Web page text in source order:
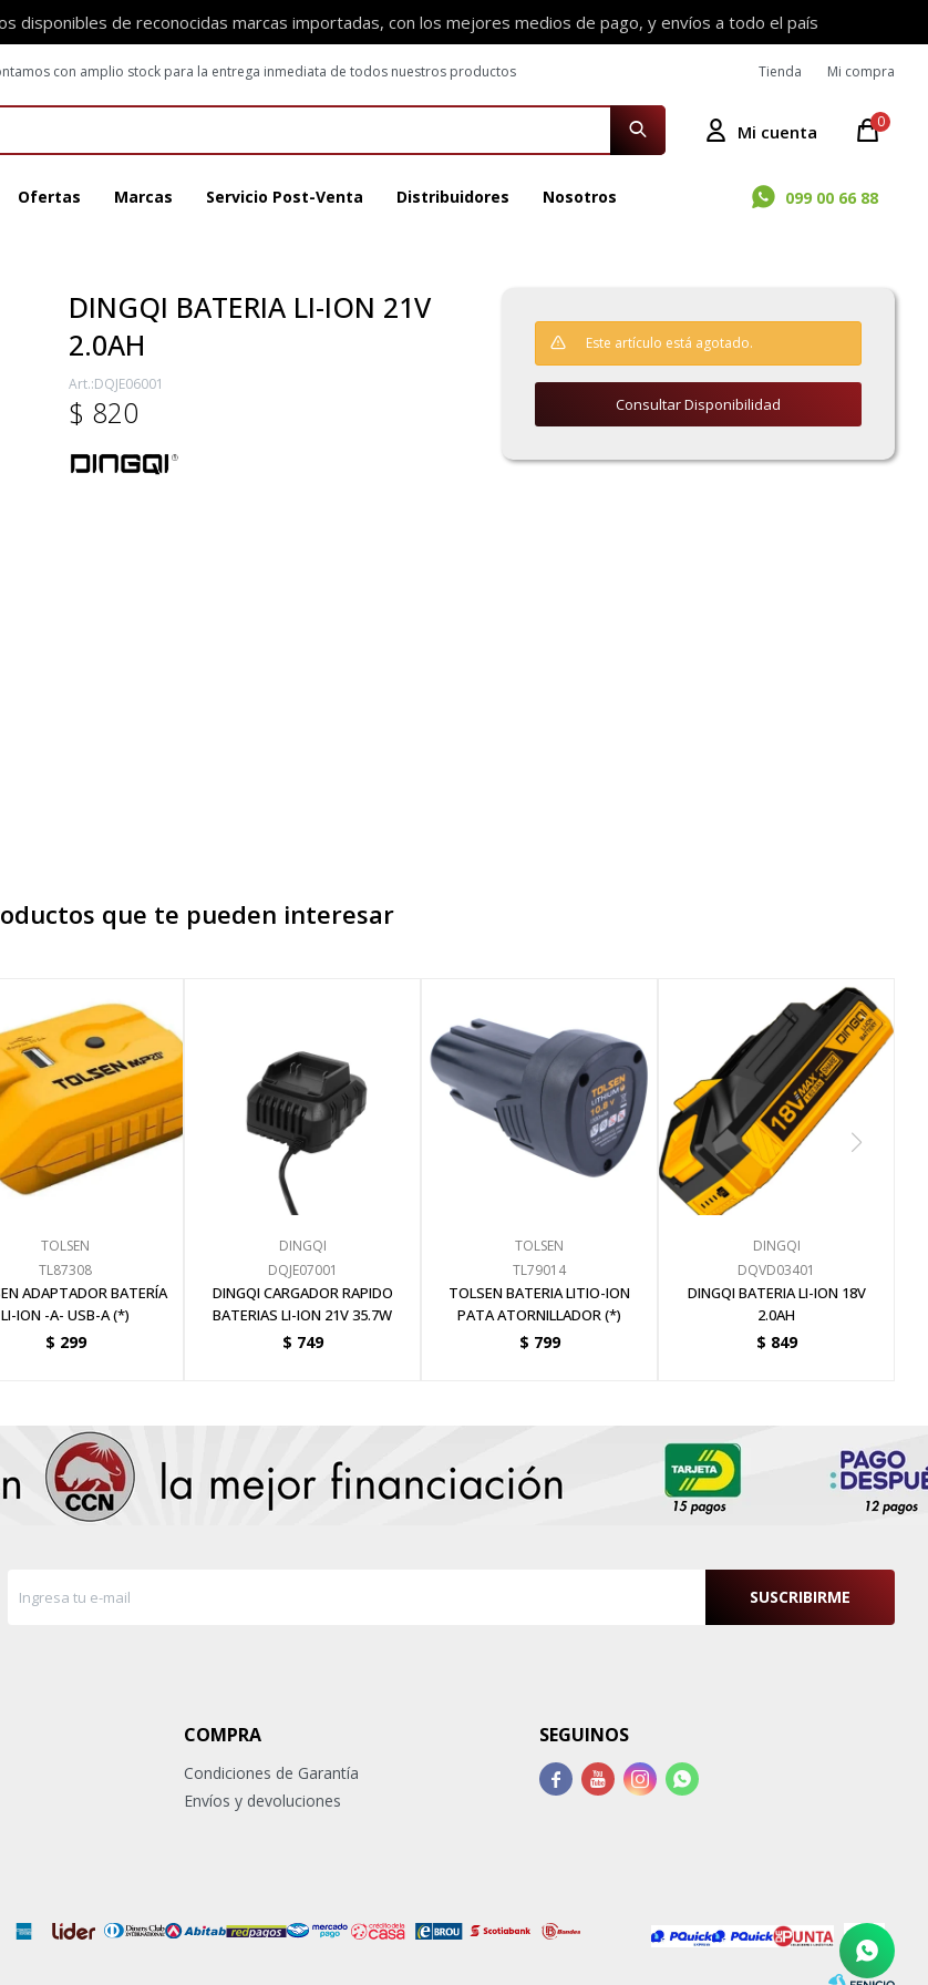
disponibles de reconocidas marcas importadas, con los mejores medios de pago, y envíos a todo el país
Ofertas Marcas Servicio Post-Venta Distribuidores Nosotros 099 00 66 88
0
con amplio stock para la entrega inmediata de todos nuestros productos Tienda Mi compra
DINGQI BATERIA LI-ION 21V
2.0AH
DQJE06001
$ 820
Este artículo está agotado.
Consultar Disponibilidad
que te pueden interesar
TOLSEN
TL87308
ADAPTADOR BATERÍA
LI-ION -A- USB-A (*)
$ 299
DINGQI
DQJE07001
DINGQI CARGADOR RAPIDO
BATERIAS LI-ION 21V 35.7W
$ 749
TOLSEN
TL79014
TOLSEN BATERIA LITIO-ION
PATA ATORNILLADOR (*)
$ 799
DINGQI
DQVD03401
DINGQI BATERIA LI-ION 18V
2.0AH
$ 849
SUSCRIBIRME
COMPRA
Condiciones de Garantía
Envíos y devoluciones
SEGUINOS
   